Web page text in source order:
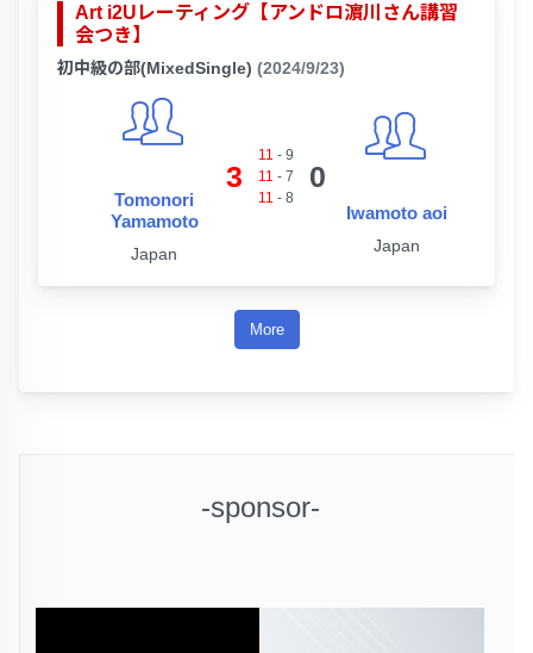
Art i2Uレーティング【アンドロ濵川さん講習
会つき】
初中級の部(MixedSingle) (2024/9/23)
Tomonori
Yamamoto
Japan
3
11 - 9
11 - 7
11 - 8
0
Iwamoto aoi
Japan
More
-sponsor-